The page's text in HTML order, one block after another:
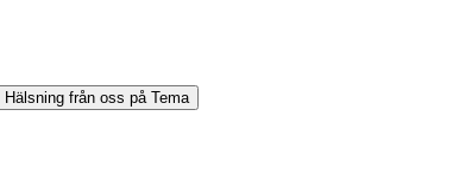
Hälsning från oss på Tema